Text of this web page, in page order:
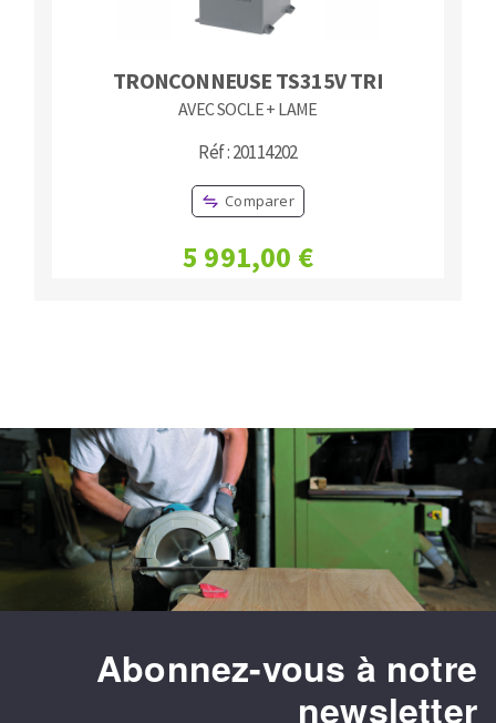
TRONCONNEUSE TS315V TRI
AVEC SOCLE + LAME
Réf : 20114202
Comparer
5 991,00 €
Abonnez-vous à notre
newsletter